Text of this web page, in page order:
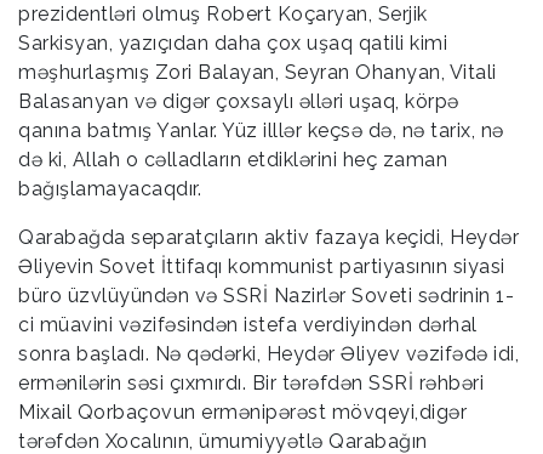
prezidentləri olmuş Robert Koçaryan, Serjik
Sarkisyan, yazıçıdan daha çox uşaq qatili kimi
məşhurlaşmış Zori Balayan, Seyran Ohanyan, Vitali
Balasanyan və digər çoxsaylı əlləri uşaq, körpə
qanına batmış Yanlar. Yüz illlər keçsə də, nə tarix, nə
də ki, Allah o cəlladların etdiklərini heç zaman
bağışlamayacaqdır.
Qarabağda separatçıların aktiv fazaya keçidi, Heydər
Əliyevin Sovet İttifaqı kommunist partiyasının siyasi
büro üzvlüyündən və SSRİ Nazirlər Soveti sədrinin 1-
ci müavini vəzifəsindən istefa verdiyindən dərhal
sonra başladı. Nə qədərki, Heydər Əliyev vəzifədə idi,
ermənilərin səsi çıxmırdı. Bir tərəfdən SSRİ rəhbəri
Mixail Qorbaçovun ermənipərəst mövqeyi,digər
tərəfdən Xocalının, ümumiyyətlə Qarabağın